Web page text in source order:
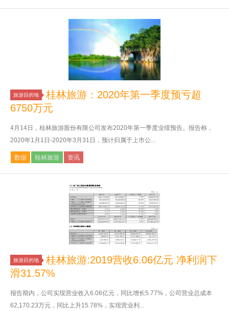
旅游目的地
桂林旅游：2020年第一季度预亏超
6750万元
4月14日，桂林旅游股份有限公司发布2020年第一季度业绩预告。报告称，
2020年1月1日-2020年3月31日，预计归属于上市公...
数据 桂林旅游 资讯
旅游目的地
桂林旅游:2019营收6.06亿元 净利润下
滑31.57%
报告期内，公司实现营业收入6.06亿元，同比增长5.77%，公司营业总成本
62,170.23万元，同比上升15.78%，实现营业利...